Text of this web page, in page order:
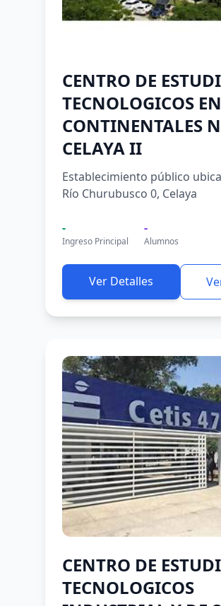
CENTRO DE
TECNOLOGICOS
CONTINENTALES
CELAYA II
Establecimiento público
Río Churubusco 0, Celaya
-
Ingreso Principal
-
Alumnos
Ver Detalles
CENTRO DE
TECNOLOGICOS